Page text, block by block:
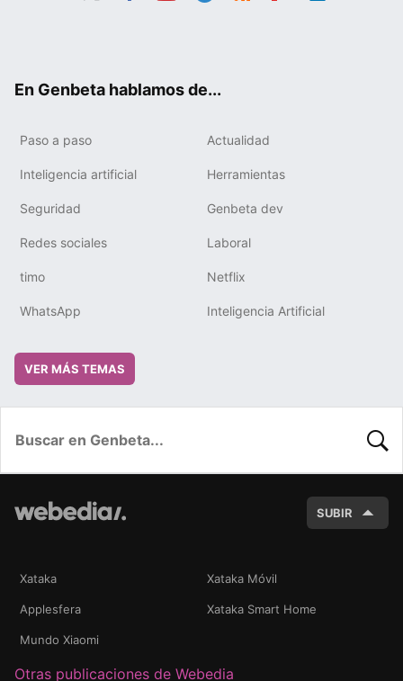
En Genbeta hablamos de...
Paso a paso Actualidad
Inteligencia artificial Herramientas
Seguridad Genbeta dev
Redes sociales Laboral
timo Netflix
WhatsApp Inteligencia Artificial
VER MÁS TEMAS
SUBIR
Xataka Xataka Móvil
Applesfera Xataka Smart Home
Mundo Xiaomi
Otras publicaciones de Webedia